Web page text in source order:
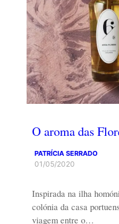
O aroma das
PATRÍCIA SERRADO
01/05/2020
Inspirada na ilha
colónia da casa
viagem entre o…